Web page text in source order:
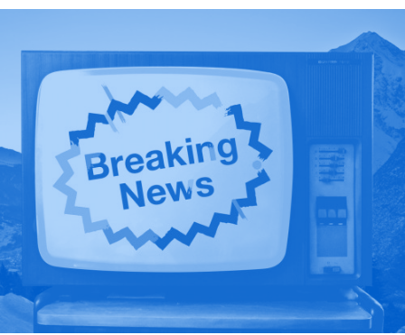
dalla montagna le attività sono proseguite: dai giochi nei
pub al BAWA ai DJ set al Kosis e ai rilassanti After Shred
Gatherings, le giornate si sono concluse naturalmente in
compagnia.In totale, hanno partecipato 1.461 persone
provenienti da oltre 30 paesi, tra cui 265 negozi.Scopri i
momenti salienti nella Galleria storica di SHOPS 1
TRY.SHOPS 1 STTRY torna a Hochfügen dal 17 al 19
gennaio 2027.